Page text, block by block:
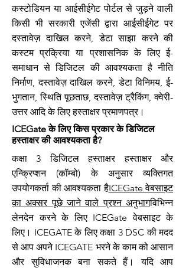
कस्टोडियन या आईसीईगेट पोर्टल से जुड़ने वाली
किसी भी सरकारी एजेंसी द्वारा आईसीईगेट पर
दस्तावेज़ दाखिल करने, डेटा साझा करने की
कस्टम प्रक्रिया या प्रशासनिक के लिए ई-
समाधान से डिजिटल की आवश्यकता है नीति
निर्माण, दस्तावेज़ दाखिल करने, डेटा विनिमय, ई-
भुगतान, स्थिति पूछताछ, दस्तावेज़ ट्रैकिंग, क्वेरी-
उत्तर आदि के लिए हस्ताक्षर प्रमाणपत्र।
ICEGate के लिए किस प्रकार के डिजिटल
हस्ताक्षर की आवश्यकता है?
कक्षा 3 डिजिटल हस्ताक्षर हस्ताक्षर और
एन्क्रिप्शन (कॉम्बो) के अनुसार व्यक्तिगत
उपयोगकर्ता की आवश्यकता हैICEGate वेबसाइट
का अक्सर पूछे जाने वाले प्रश्न अनुभागविभिन्न
लेनदेन करने के लिए ICEGate वेबसाइट के
लिए। ICEGATE के लिए कक्षा 3 DSC की मदद
से आप अपने ICEGATE भरने के काम को आसान
और सुविधाजनक बना सकते हैं। यदि आप